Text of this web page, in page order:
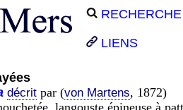
RECHERCHE
LIENS
décrit par (von Martens, 1872)
langouste épineuse à